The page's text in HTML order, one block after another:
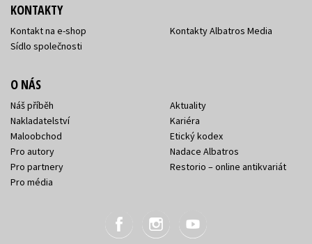
KONTAKTY
Kontakt na e-shop
Sídlo společnosti
Kontakty Albatros Media
O NÁS
Náš příběh
Nakladatelství
Maloobchod
Pro autory
Pro partnery
Pro média
Aktuality
Kariéra
Etický kodex
Nadace Albatros
Restorio – online antikvariát